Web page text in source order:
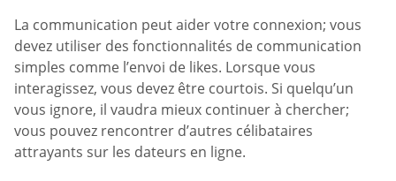
La communication peut aider votre connexion; vous
devez utiliser des fonctionnalités de communication
simples comme l’envoi de likes. Lorsque vous
interagissez, vous devez être courtois. Si quelqu’un
vous ignore, il vaudra mieux continuer à chercher;
vous pouvez rencontrer d’autres célibataires
attrayants sur les dateurs en ligne.